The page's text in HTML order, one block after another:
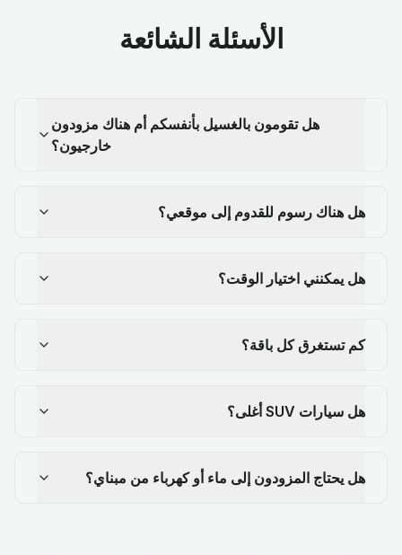
الأسئلة الشائعة
هل تقومون بالغسيل بأنفسكم أم هناك مزودون
خارجيون؟
هل هناك رسوم للقدوم إلى موقعي؟
هل يمكنني اختيار الوقت؟
كم تستغرق كل باقة؟
هل سيارات SUV أغلى؟
هل يحتاج المزودون إلى ماء أو كهرباء من مبناي؟